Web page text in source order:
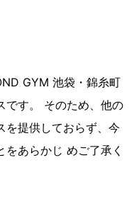
GYM 池袋・錦糸町
です。 そのため、他の
を提供しておらず、今
あらかじ めご了承く